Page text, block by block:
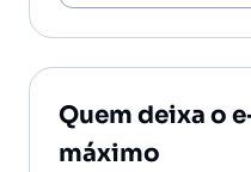
Quem deixa o
máximo